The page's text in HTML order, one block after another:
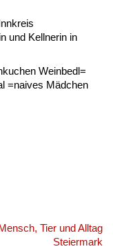
und Kellnerin in
Weinbedl=
=naives Mädchen
Mensch, Tier und Alltag
Steiermark